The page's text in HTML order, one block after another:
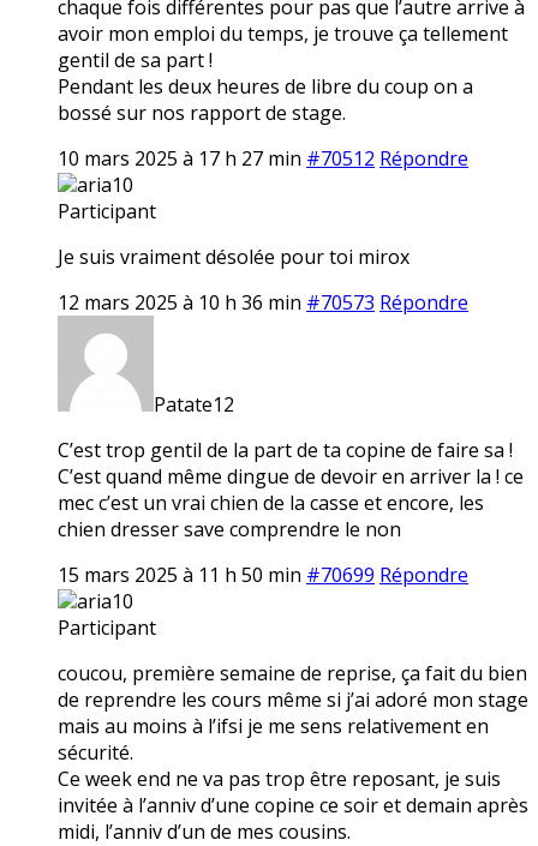
chaque fois différentes pour pas que l’autre arrive à
avoir mon emploi du temps, je trouve ça tellement
gentil de sa part !
Pendant les deux heures de libre du coup on a
bossé sur nos rapport de stage.
10 mars 2025 à 17 h 27 min #70512 Répondre
aria10
Participant
Je suis vraiment désolée pour toi mirox
12 mars 2025 à 10 h 36 min #70573 Répondre
Patate12
C’est trop gentil de la part de ta copine de faire sa !
C’est quand même dingue de devoir en arriver la ! ce
mec c’est un vrai chien de la casse et encore, les
chien dresser save comprendre le non
15 mars 2025 à 11 h 50 min #70699 Répondre
aria10
Participant
coucou, première semaine de reprise, ça fait du bien
de reprendre les cours même si j’ai adoré mon stage
mais au moins à l’ifsi je me sens relativement en
sécurité.
Ce week end ne va pas trop être reposant, je suis
invitée à l’anniv d’une copine ce soir et demain après
midi, l’anniv d’un de mes cousins.